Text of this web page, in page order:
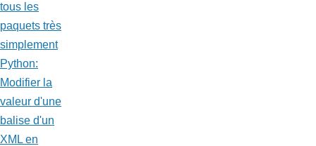
tous les
paquets très
simplement
Python:
Modifier la
valeur d'une
balise d'un
XML en